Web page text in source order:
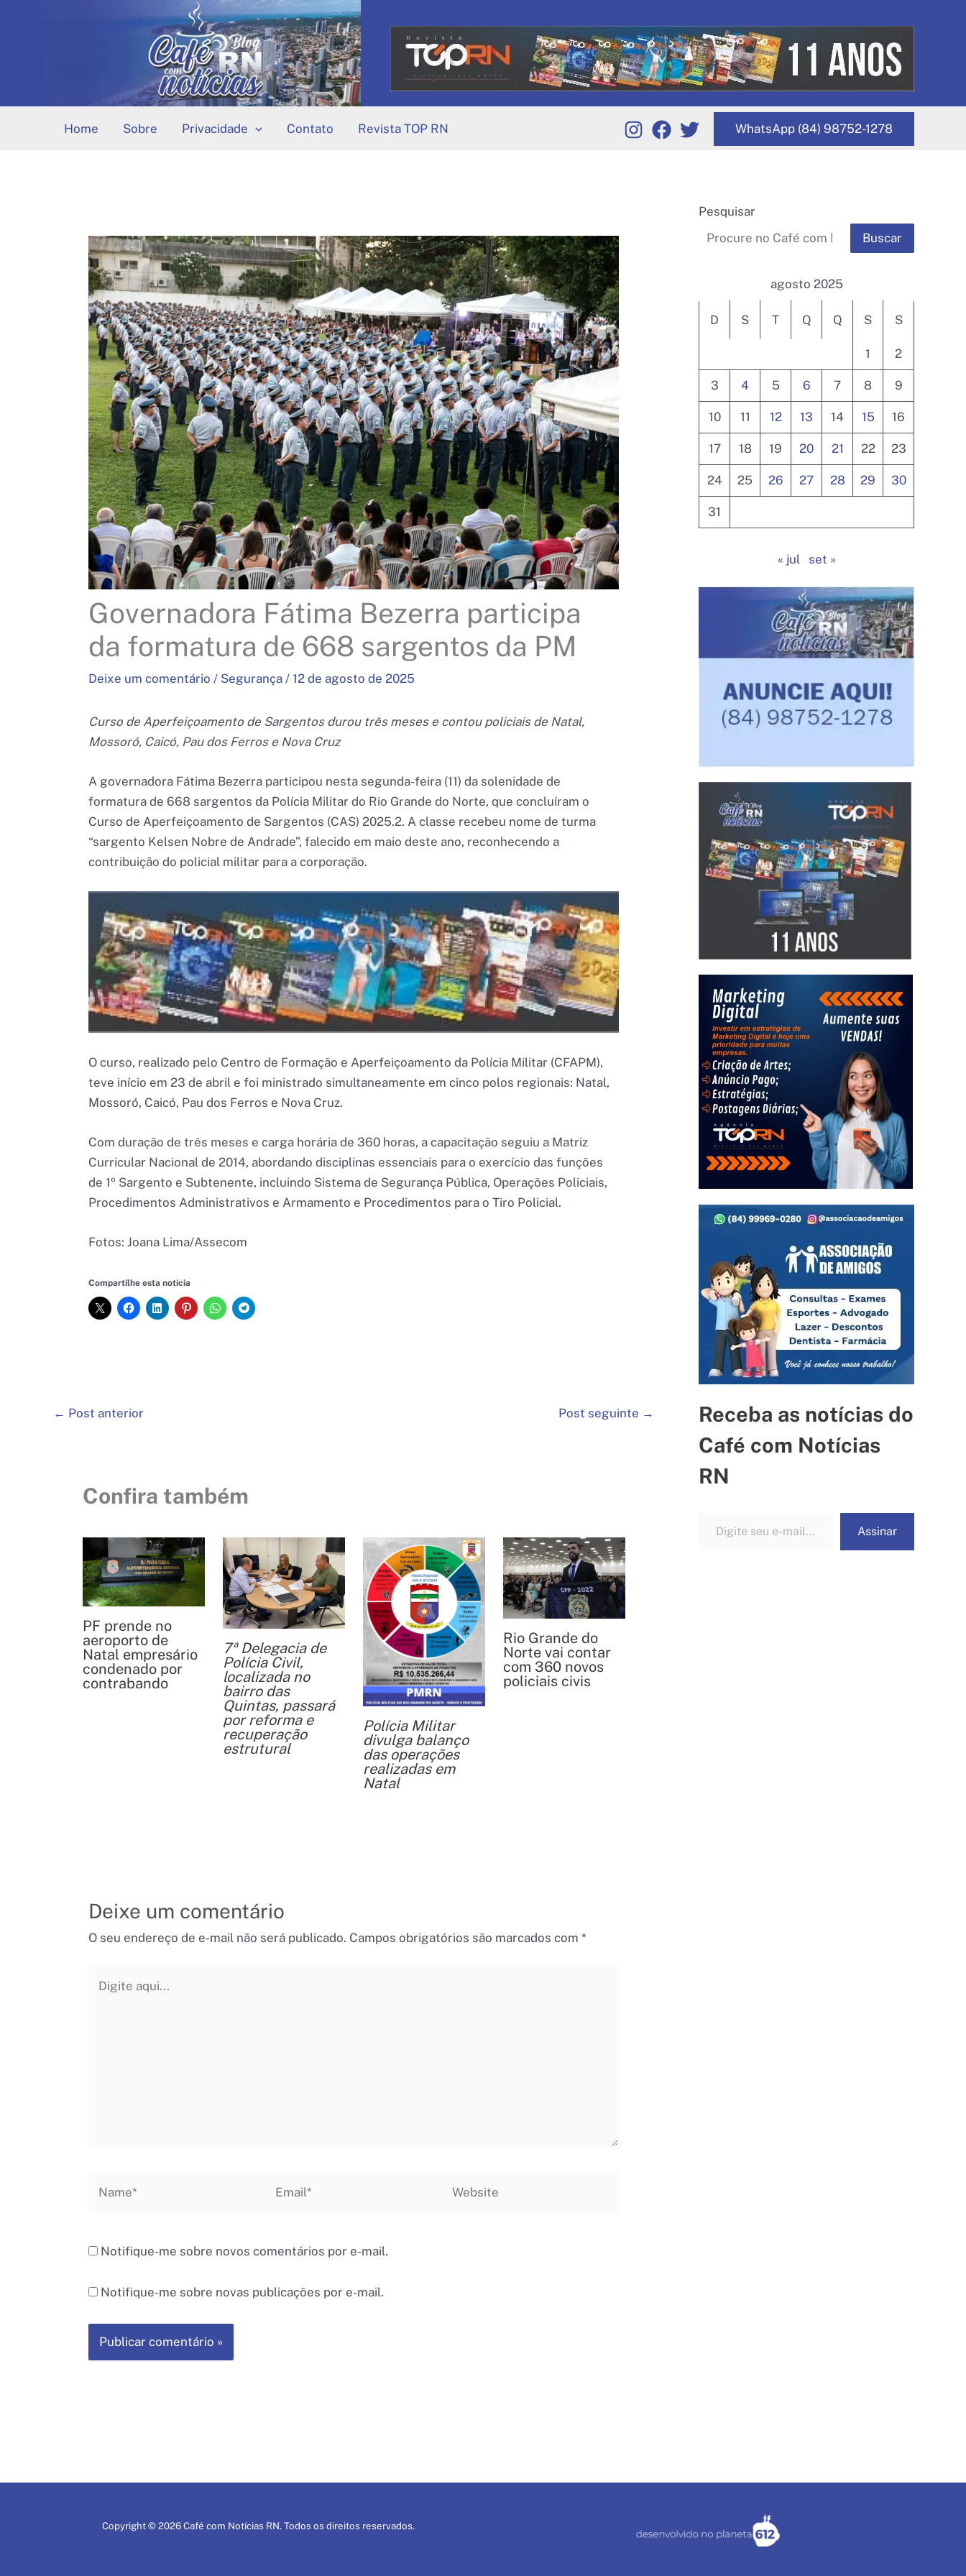
Home Sobre Privacidade Contato Revista TOP RN WhatsApp (84) 98752-1278
Governadora Fátima Bezerra participa
da formatura de 668 sargentos da PM
Deixe um comentário / Segurança / 12 de agosto de 2025
Curso de Aperfeiçoamento de Sargentos durou três meses e contou policiais de Natal,
Mossoró, Caicó, Pau dos Ferros e Nova Cruz
A governadora Fátima Bezerra participou nesta segunda-feira (11) da solenidade de
formatura de 668 sargentos da Polícia Militar do Rio Grande do Norte, que concluíram o
Curso de Aperfeiçoamento de Sargentos (CAS) 2025.2. A classe recebeu nome de turma
“sargento Kelsen Nobre de Andrade”, falecido em maio deste ano, reconhecendo a
contribuição do policial militar para a corporação.
O curso, realizado pelo Centro de Formação e Aperfeiçoamento da Polícia Militar (CFAPM),
teve início em 23 de abril e foi ministrado simultaneamente em cinco polos regionais: Natal,
Mossoró, Caicó, Pau dos Ferros e Nova Cruz.
Com duração de três meses e carga horária de 360 horas, a capacitação seguiu a Matriz
Curricular Nacional de 2014, abordando disciplinas essenciais para o exercício das funções
de 1º Sargento e Subtenente, incluindo Sistema de Segurança Pública, Operações Policiais,
Procedimentos Administrativos e Armamento e Procedimentos para o Tiro Policial.
Fotos: Joana Lima/Assecom
Compartilhe esta notícia
← Post anterior Post seguinte →
Confira também
PF prende no
aeroporto de
Natal empresário
condenado por
contrabando
7ª Delegacia de
Polícia Civil,
localizada no
bairro das
Quintas, passará
por reforma e
recuperação
estrutural
Polícia Militar
divulga balanço
das operações
realizadas em
Natal
Rio Grande do
Norte vai contar
com 360 novos
policiais civis
Deixe um comentário
O seu endereço de e-mail não será publicado. Campos obrigatórios são marcados com *
aqui...
Notifique-me sobre novos comentários por e-mail.
Notifique-me sobre novas publicações por e-mail.
Pesquisar
Buscar
agosto 2025
D S T Q Q S S
1 2
3 4 5 6 7 8 9
10 11 12 13 14 15 16
17 18 19 20 21 22 23
24 25 26 27 28 29 30
31
« jul set »
Receba as notícias do
Café com Notícias
RN
Assinar
Copyright © 2026 Café com Notícias RN. Todos os direitos reservados.